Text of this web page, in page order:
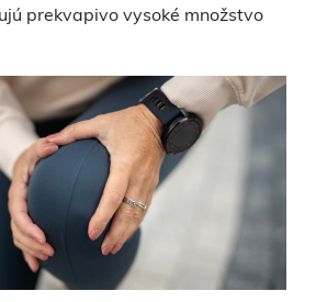
prekvapivo vysoké množstvo